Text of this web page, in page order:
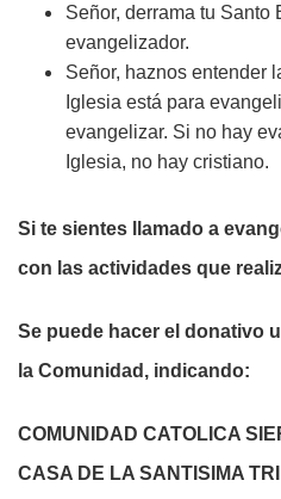
Señor, derrama tu Santo
evangelizador.
Señor, haznos entender
Iglesia está para
evangelizar. Si no hay
Iglesia, no hay cristiano.
Si te sientes llamado a
con las actividades que
Se puede hacer el donativo
la Comunidad, indicando:
COMUNIDAD CATOLICA
CASA DE LA SANTISIMA